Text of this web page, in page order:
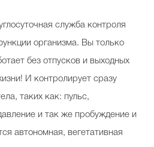
служба контроля
организма. Вы только
без отпусков и выходных
И контролирует сразу
таких как: пульс,
и так же пробуждение и
автономная, вегетативная